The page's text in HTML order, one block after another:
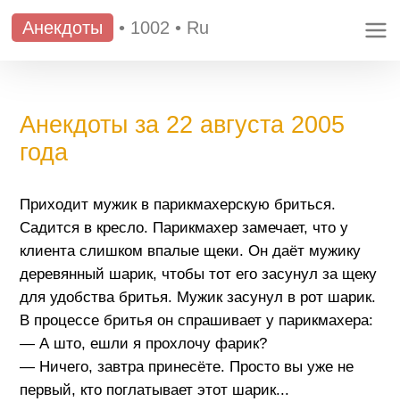
Анекдоты • 1002 • Ru
Анекдоты за 22 августа 2005
года
Приходит мужик в парикмахерскую бриться.
Садится в кресло. Парикмахер замечает, что у
клиента слишком впалые щеки. Он даёт мужику
деревянный шарик, чтобы тот его засунул за щеку
для удобства бритья. Мужик засунул в рот шарик.
В процессе бритья он спрашивает у парикмахера:
— А што, ешли я прохлочу фарик?
— Ничего, завтра принесёте. Просто вы уже не
первый, кто поглатывает этот шарик...